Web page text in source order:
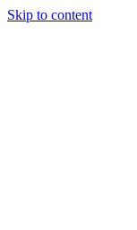
Skip to content